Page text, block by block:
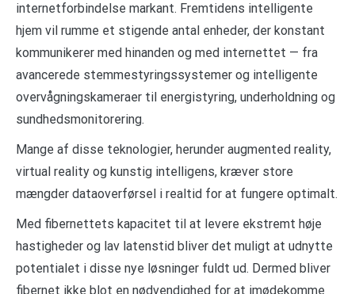
internetforbindelse markant. Fremtidens intelligente
hjem vil rumme et stigende antal enheder, der konstant
kommunikerer med hinanden og med internettet — fra
avancerede stemmestyringssystemer og intelligente
overvågningskameraer til energistyring, underholdning og
sundhedsmonitorering.
Mange af disse teknologier, herunder augmented reality,
virtual reality og kunstig intelligens, kræver store
mængder dataoverførsel i realtid for at fungere optimalt.
Med fibernettets kapacitet til at levere ekstremt høje
hastigheder og lav latenstid bliver det muligt at udnytte
potentialet i disse nye løsninger fuldt ud. Dermed bliver
fibernet ikke blot en nødvendighed for at imødekomme